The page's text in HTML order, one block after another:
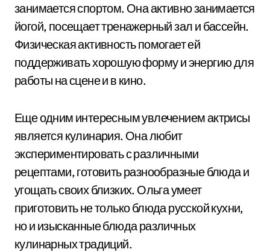
занимается спортом. Она активно занимается
йогой, посещает тренажерный зал и бассейн.
Физическая активность помогает ей
поддерживать хорошую форму и энергию для
работы на сцене и в кино.
Еще одним интересным увлечением актрисы
является кулинария. Она любит
экспериментировать с различными
рецептами, готовить разнообразные блюда и
угощать своих близких. Ольга умеет
приготовить не только блюда русской кухни,
но и изысканные блюда различных
кулинарных традиций.